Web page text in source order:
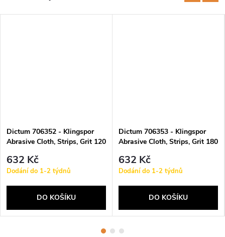
Dictum 706352 - Klingspor
Abrasive Cloth, Strips, Grit 120
632 Kč
Dodání do 1-2 týdnů
DO KOŠÍKU
Dictum 706353 - Klingspor
Abrasive Cloth, Strips, Grit 180
632 Kč
Dodání do 1-2 týdnů
DO KOŠÍKU